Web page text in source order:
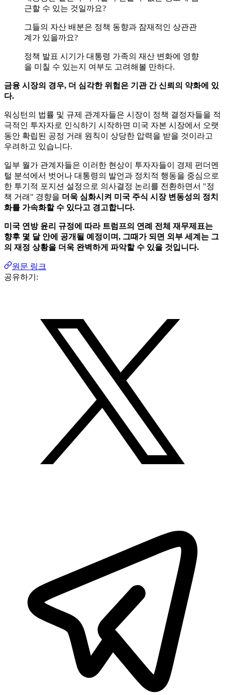
근할 수 있는 것일까요?
그들의 자산 배분은 정책 동향과 잠재적인 상관관
계가 있을까요?
정책 발표 시기가 대통령 가족의 재산 변화에 영향
을 미칠 수 있는지 여부도 고려해볼 만하다.
금융 시장의 경우, 더 심각한 위험은 기관 간 신뢰의 약화에 있
다.
워싱턴의 법률 및 규제 관계자들은 시장이 정책 결정자들을 적
극적인 투자자로 인식하기 시작하면 미국 자본 시장에서 오랫
동안 확립된 공정 거래 원칙이 상당한 압력을 받을 것이라고
우려하고 있습니다.
일부 월가 관계자들은 이러한 현상이 투자자들이 경제 펀더멘
털 분석에서 벗어나 대통령의 발언과 정치적 행동을 중심으로
한 투기적 포지션 설정으로 의사결정 논리를 전환하면서 "정
책 거래" 경향을 더욱 심화시켜 미국 주식 시장 변동성의 정치
화를 가속화할 수 있다고 경고합니다.
미국 연방 윤리 규정에 따라 트럼프의 연례 전체 재무제표는
향후 몇 달 안에 공개될 예정이며, 그때가 되면 외부 세계는 그
의 재정 상황을 더욱 완벽하게 파악할 수 있을 것입니다.
원문 링크
공유하기: